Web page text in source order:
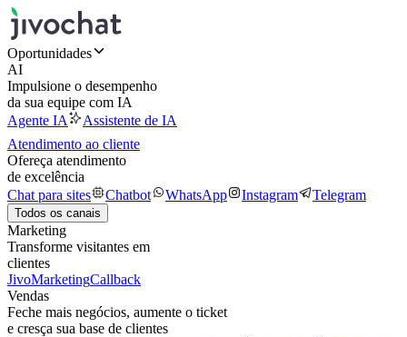
Oportunidades
AI
Impulsione o desempenho
da sua equipe com IA
Agente IA
Assistente de IA
Atendimento ao cliente
Ofereça atendimento
de excelência
Chat para sites
Chatbot WhatsApp Instagram Telegram
Todos os canais
Marketing
Transforme visitantes em
clientes
JivoMarketingCallback
Vendas
Feche mais negócios, aumente o ticket
e cresça sua base de clientes